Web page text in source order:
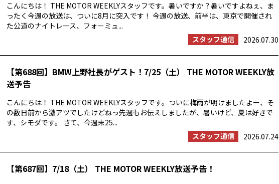
こんにちは！ THE MOTOR WEEKLYスタッフです。暑いですか？暑いですよねぇ、ま
ったく今週の放送は、ついに8月に突入です！ 今週の放送、前半は、東京で開催され
た公道のナイトレース、フォーミュ...
スタッフ通信
2026.07.30
【第688回】BMW上野社長がゲスト！7/25（土） THE MOTOR WEEKLY放
送予告
こんにちは！ THE MOTOR WEEKLYスタッフです。ついに梅雨が明けましたよー、そ
の数日前から激アツでしたけどねっ先週もお伝えしましたが、暑いけど、夏は好きで
す、シモダです。 さて、今週末25...
スタッフ通信
2026.07.24
【第687回】7/18（土） THE MOTOR WEEKLY放送予告！